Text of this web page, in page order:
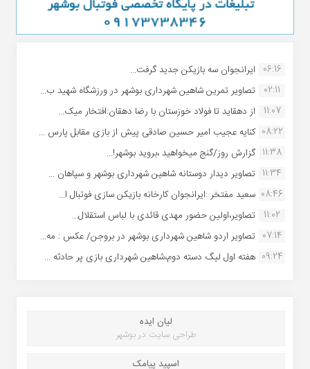
06:16 ایرانجوان سه بازیکن جدید گرفت...
02:11
تصاویر تمرین شاهین شهردارى بوشهر در ورزشگاه شهید ب...
11:07
از دهقاید تا فولاد خوزستان با رضا دهقان:افتخار میک...
08:22 کنایه عجیب امیر حسین صادقی پیش از بازی مقابل پارس ...
11:38 گزارش روز/گنج میخواهید ،بروید بوشهر!...
11:34 تصاویر دیدار دوستانه شاهین شهردارى بوشهر و سپاهان ...
08:46 سعید مفتخر :ایرانجوان کارخانه بازیکن سازی فوتبال ا...
11:02
تصاویر،اولین حضور مهدی قائدی با لباس استقلال...
07:14 تصاویر اردو شاهین شهرداری بوشهر در بروجن/ عکس : مه...
09:24 هفته اول لیگ دسته دوم،شاهین شهرداری بازی پر حادثه ...
لیان ایده
طراحی سایت در بوشهر
اسپید پیامک